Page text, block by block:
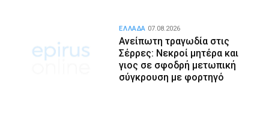
Ανείπωτη τραγωδία στις
Σέρρες: Νεκροί μητέρα και
γιος σε σφοδρή μετωπική
σύγκρουση με φορτηγό
ΕΛΛΑΔΑ 07.08.2026